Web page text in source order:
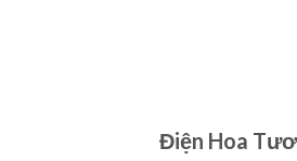
Điện Hoa